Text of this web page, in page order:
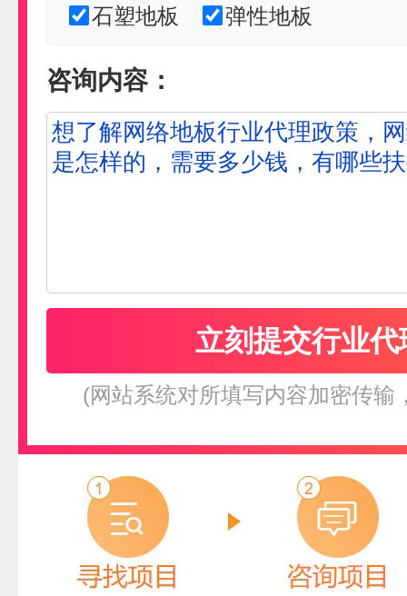
石塑地板
弹性地板
咨询内容：
(网站系统对所填写内容加密传输